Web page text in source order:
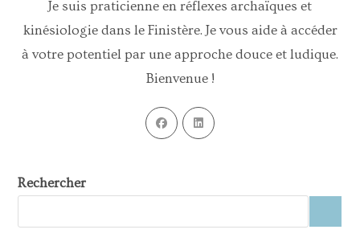
Je suis praticienne en réflexes archaïques et
kinésiologie dans le Finistère. Je vous aide à accéder
à votre potentiel par une approche douce et ludique.
Bienvenue !
Rechercher